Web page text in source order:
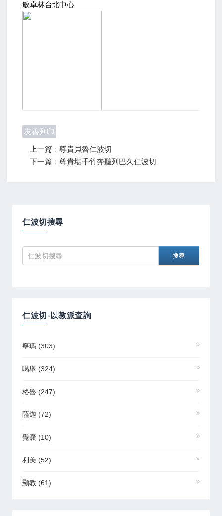
敏卓林台北中心
友善列印
上一篇：尊貴貝魯仁波切
下一篇：尊貴堪千竹奔聽列巴久仁波切
仁波切搜尋
仁波切-以教派查詢
寧瑪 (303)
噶舉 (324)
格魯 (247)
薩迦 (72)
覺囊 (10)
利美 (52)
顯教 (61)